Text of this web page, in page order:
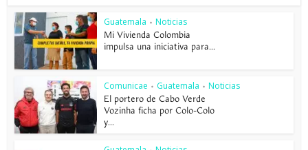
Guatemala • Noticias
Mi Vivienda Colombia
impulsa una iniciativa para...
Comunicae • Guatemala • Noticias
El portero de Cabo Verde
Vozinha ficha por Colo-Colo
y...